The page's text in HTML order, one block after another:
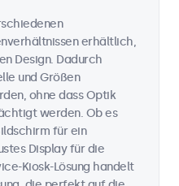
erhältlich,
Design. Dadurch
und Größen
ohne dass Optik
werden. Ob es
für ein
Display für die
Kiosk-Lösung handelt